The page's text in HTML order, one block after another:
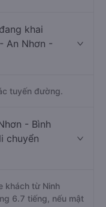
đồng của
An Nhơn -
tuyến đường.
chuyển